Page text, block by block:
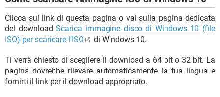
Clicca sul link di questa pagina o vai sulla pagina dedicata
del downloadScarica immagine disco di Windows 10 (file
ISO) per scaricare l'ISO
di Windows 10.
Ti verrà chiesto di scegliere il download a 64 bit o 32 bit. La
pagina dovrebbe rilevare automaticamente la tua lingua e
fornirti il link per il download appropriato.